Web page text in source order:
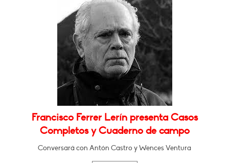
Francisco Ferrer Lerín presenta Casos
Completos y Cuaderno de campo
Conversará con Antón Castro y Wences Ventura